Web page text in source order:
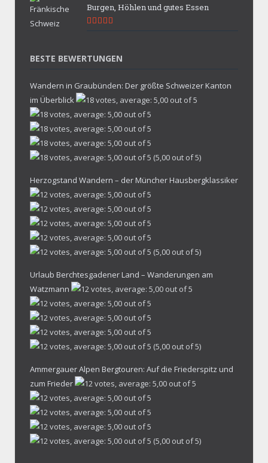
Burgen, Höhlen und gutes Essen
BESTE BEWERTUNGEN
Wandern in Graubünden: Der größte Schweizer Kanton
im Überblick
(5,00 out of 5)
Herzogstand Wandern – der Müncher Hausbergklassiker
(5,00 out of 5)
Urlaub Berchtesgadener Land – Wanderungen am
Watzmann
(5,00 out of 5)
Ammergauer Alpen Bergtouren: Auf die Friederspitz und
zum Frieder
(5,00 out of 5)